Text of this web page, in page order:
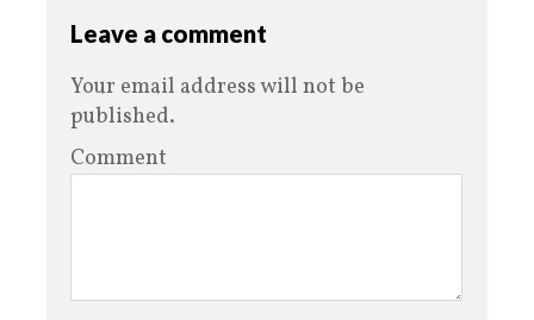
Leave a comment
Your email address will not be
published.
Comment